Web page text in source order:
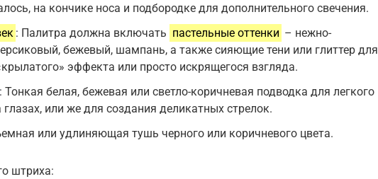
на кончике носа и подбородке для дополнительного свечения.
: Палитра должна включать пастельные оттенки – нежно-
бежевый, шампань, а также сияющие тени или глиттер для
эффекта или просто искрящегося взгляда.
: Тонкая белая, бежевая или светло-коричневая подводка для легкого
глазах, или же для создания деликатных стрелок.
или удлиняющая тушь черного или коричневого цвета.
штриха: